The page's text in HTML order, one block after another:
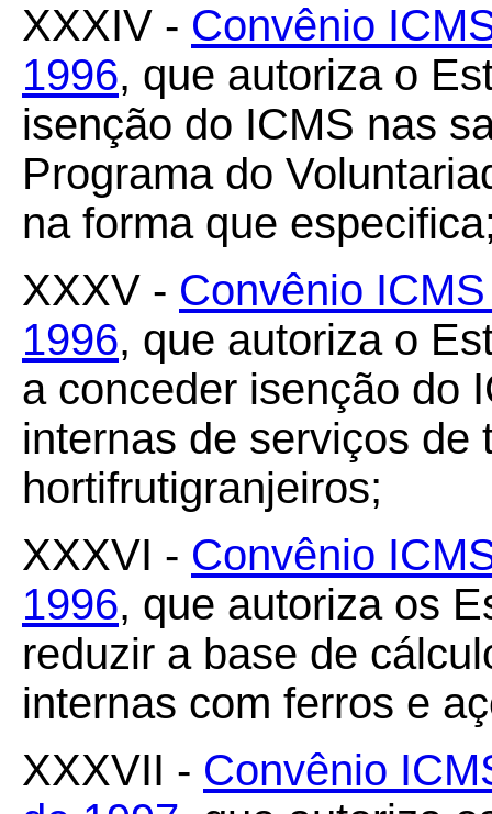
XXXIV - Convênio
1996, que autoriza o
isenção do ICMS nas
Programa do
na forma que
XXXV - Convênio
1996, que autoriza o
a conceder isenção do
internas de serviços de
hortifrutigranjeiros;
XXXVI - Convênio
1996, que autoriza os
reduzir a base de
internas com ferros e
XXXVII - Convênio